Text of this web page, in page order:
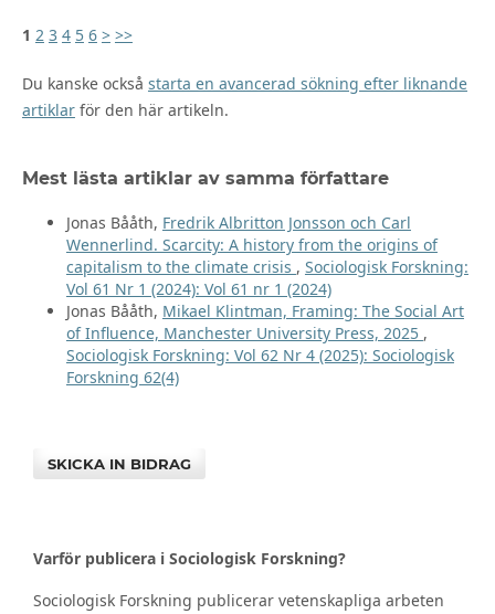
1 2 3 4 5 6 > >>
Du kanske också starta en avancerad sökning efter liknande
artiklarför den här artikeln.
Mest lästa artiklar av samma författare
Jonas Bååth, Fredrik Albritton Jonsson och Carl
Wennerlind. Scarcity: A history from the origins of
capitalism to the climate crisis , Sociologisk Forskning:
Vol 61 Nr 1 (2024): Vol 61 nr 1 (2024)
Jonas Bååth, Mikael Klintman, Framing: The Social Art
of Influence, Manchester University Press, 2025 ,
Sociologisk Forskning: Vol 62 Nr 4 (2025): Sociologisk
Forskning 62(4)
SKICKA IN BIDRAG
Varför publicera i Sociologisk Forskning?
Sociologisk Forskning publicerar vetenskapliga arbeten